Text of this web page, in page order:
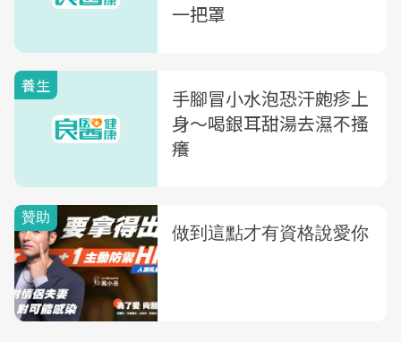
一把罩
養生
手腳冒小水泡恐汗皰疹上
身〜喝銀耳甜湯去濕不搔
癢